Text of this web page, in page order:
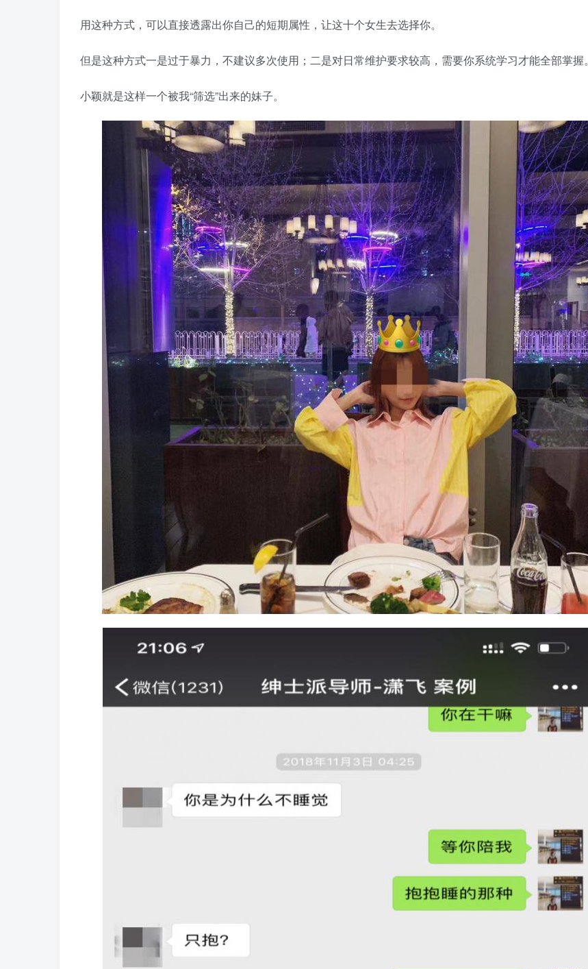
用这种方式，可以直接透露出你自己的短期属性，让这十个女生去选择你。
但是这种方式一是过于暴力，不建议多次使用；二是对日常维护要求较高，需要你系统学习才能全部掌握。
小颖就是这样一个被我“筛选”出来的妹子。